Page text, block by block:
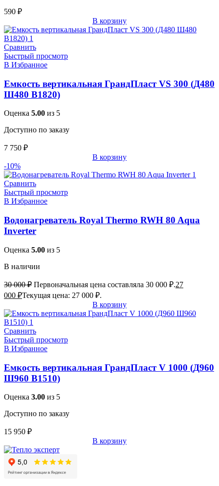
590 ₽
В корзину
Сравнить
Быстрый просмотр
В Избранное
Емкость вертикальная ГрандПласт VS 300 (Д480
Ш480 В1820)
Оценка 5.00 из 5
Доступно по заказу
7 750 ₽
В корзину
-10%
Сравнить
Быстрый просмотр
В Избранное
Водонагреватель Royal Thermo RWH 80 Aqua
Inverter
Оценка 5.00 из 5
В наличии
30 000₽ Первоначальная цена составляла 30 000 ₽.27
000 ₽Текущая цена: 27 000 ₽.
В корзину
Сравнить
Быстрый просмотр
В Избранное
Емкость вертикальная ГрандПласт V 1000 (Д960
Ш960 В1510)
Оценка 3.00 из 5
Доступно по заказу
15 950 ₽
В корзину